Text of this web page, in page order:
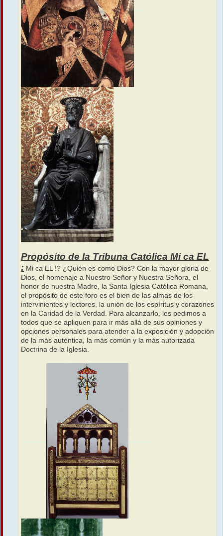
......
Propósito de la Tribuna Católica Mi ca EL
: Mi ca EL !? ¿Quién es como Dios? Con la mayor gloria de
Dios, el homenaje a Nuestro Señor y Nuestra Señora, el
honor de nuestra Madre, la Santa Iglesia Católica Romana,
el propósito de este foro es el bien de las almas de los
intervinientes y lectores, la unión de los espíritus y corazones
en la Caridad de la Verdad. Para alcanzarlo, les pedimos a
todos que se apliquen para ir más allá de sus opiniones y
opciones personales para atender a la exposición y adopción
de la más auténtica, la más común y la más autorizada
Doctrina de la Iglesia.
................. ..............